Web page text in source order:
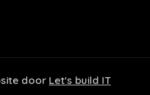
door Let's build IT